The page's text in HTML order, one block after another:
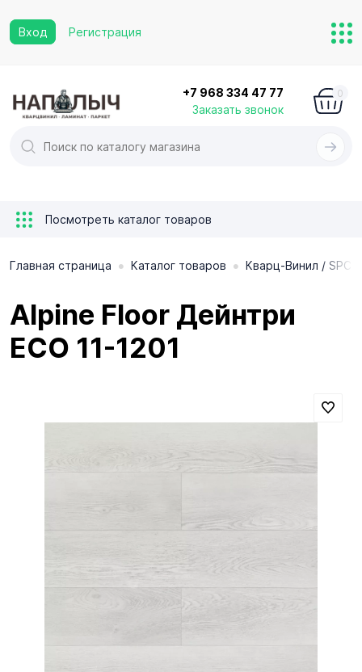
Вход Регистрация
+7 968 334 47 77
Заказать звонок
0
Посмотреть каталог товаров
Главная страница • Каталог товаров • Кварц-Винил / SPC
Alpine Floor Дейнтри
ECO 11-1201